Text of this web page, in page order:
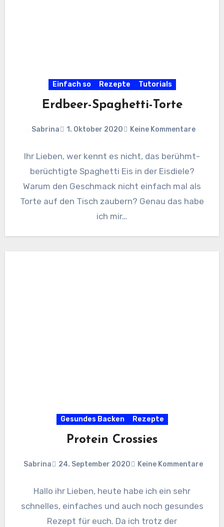
Einfach so Rezepte Tutorials
Erdbeer-Spaghetti-Torte
Sabrina 1. Oktober 2020 Keine Kommentare
Ihr Lieben, wer kennt es nicht, das berühmt-
berüchtigte Spaghetti Eis in der Eisdiele?
Warum den Geschmack nicht einfach mal als
Torte auf den Tisch zaubern? Genau das habe
ich mir…
Gesundes Backen Rezepte
Protein Crossies
Sabrina 24. September 2020 Keine Kommentare
Hallo ihr Lieben, heute habe ich ein sehr
schnelles, einfaches und auch noch gesundes
Rezept für euch. Da ich trotz der